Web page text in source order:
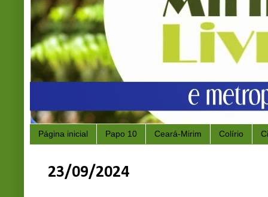
Página inicial Papo 10 Ceará-Mirim Colírio
23/09/2024